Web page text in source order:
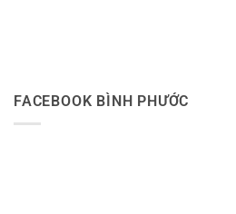
FACEBOOK BÌNH PHƯỚC